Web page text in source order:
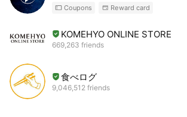
Coupons Reward card
KOMEHYO ONLINE STORE
669,263 friends
食べログ
9,046,512 friends